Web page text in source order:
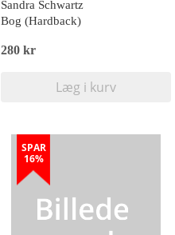
Sandra Schwartz
Bog (Hardback)
280 kr
Læg i kurv
SPAR
16%